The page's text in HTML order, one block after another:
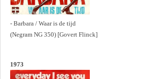
- Barbara / Waar is de tijd
(Negram NG 350) [Govert Flinck]
1973